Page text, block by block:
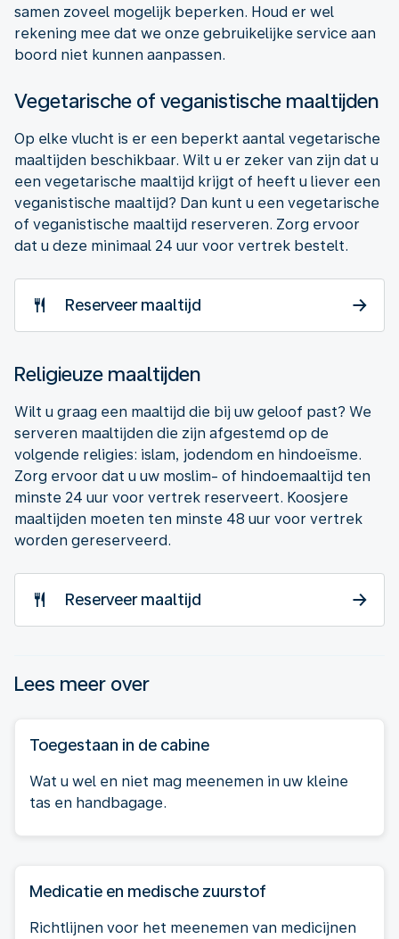
samen zoveel mogelijk beperken. Houd er wel
rekening mee dat we onze gebruikelijke service aan
boord niet kunnen aanpassen.
Vegetarische of veganistische maaltijden
Op elke vlucht is er een beperkt aantal vegetarische
maaltijden beschikbaar. Wilt u er zeker van zijn dat u
een vegetarische maaltijd krijgt of heeft u liever een
veganistische maaltijd? Dan kunt u een vegetarische
of veganistische maaltijd reserveren. Zorg ervoor
dat u deze minimaal 24 uur voor vertrek bestelt.
Reserveer maaltijd
Religieuze maaltijden
Wilt u graag een maaltijd die bij uw geloof past? We
serveren maaltijden die zijn afgestemd op de
volgende religies: islam, jodendom en hindoeïsme.
Zorg ervoor dat u uw moslim- of hindoemaaltijd ten
minste 24 uur voor vertrek reserveert. Koosjere
maaltijden moeten ten minste 48 uur voor vertrek
worden gereserveerd.
Reserveer maaltijd
Lees meer over
Toegestaan in de cabine
Wat u wel en niet mag meenemen in uw kleine
tas en handbagage.
Medicatie en medische zuurstof
Richtlijnen voor het meenemen van medicijnen